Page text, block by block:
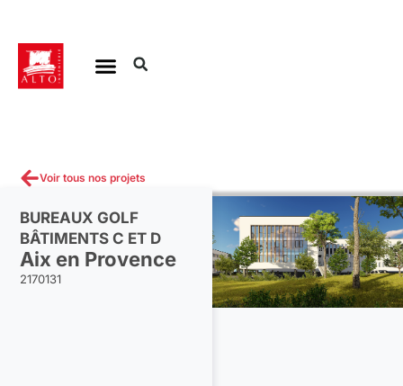
contenu
Voir tous nos projets
BUREAUX GOLF
BÂTIMENTS C ET D
Aix en Provence
2170131